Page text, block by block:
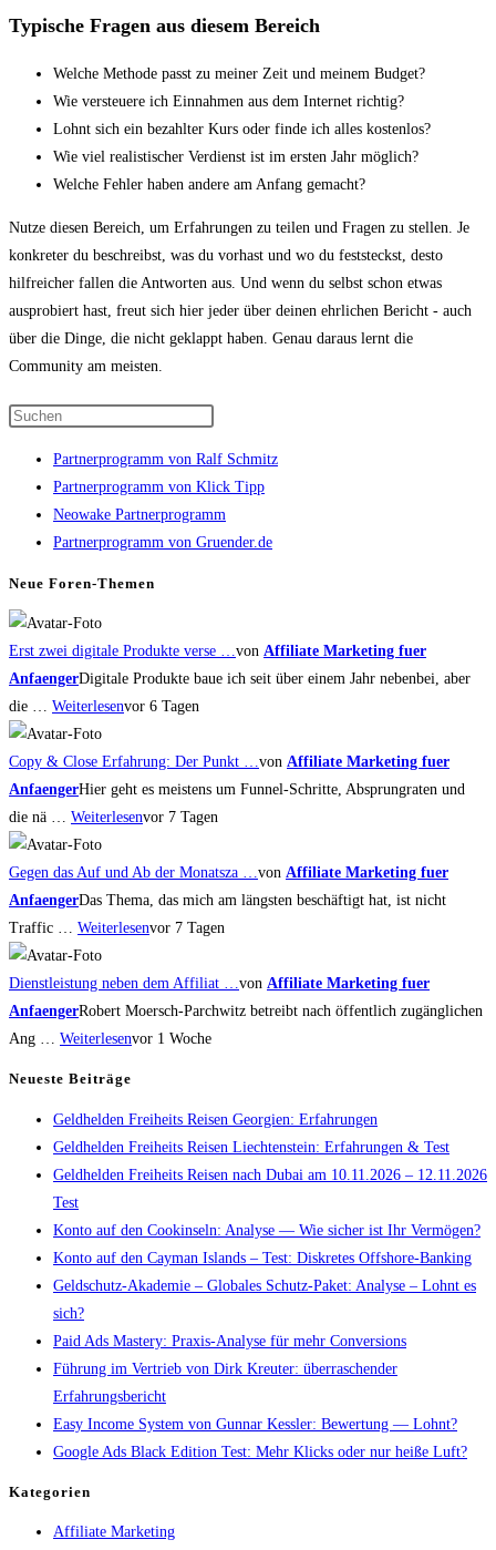
Typische Fragen aus diesem Bereich
Welche Methode passt zu meiner Zeit und meinem Budget?
Wie versteuere ich Einnahmen aus dem Internet richtig?
Lohnt sich ein bezahlter Kurs oder finde ich alles kostenlos?
Wie viel realistischer Verdienst ist im ersten Jahr möglich?
Welche Fehler haben andere am Anfang gemacht?
Nutze diesen Bereich, um Erfahrungen zu teilen und Fragen zu stellen. Je
konkreter du beschreibst, was du vorhast und wo du feststeckst, desto
hilfreicher fallen die Antworten aus. Und wenn du selbst schon etwas
ausprobiert hast, freut sich hier jeder über deinen ehrlichen Bericht - auch
über die Dinge, die nicht geklappt haben. Genau daraus lernt die
Community am meisten.
to
close
the
search
Partnerprogramm von Ralf Schmitz
Partnerprogramm von Klick Tipp
Neowake Partnerprogramm
Partnerprogramm von Gruender.de
Neue Foren-Themen
Erst zwei digitale Produkte verse … von Affiliate Marketing fuer
AnfaengerDigitale Produkte baue ich seit über einem Jahr nebenbei, aber
die … Weiterlesenvor 6 Tagen
Copy & Close Erfahrung: Der Punkt … von Affiliate Marketing fuer
AnfaengerHier geht es meistens um Funnel-Schritte, Absprungraten und
die nä … Weiterlesenvor 7 Tagen
Gegen das Auf und Ab der Monatsza … von Affiliate Marketing fuer
AnfaengerDas Thema, das mich am längsten beschäftigt hat, ist nicht
Traffic … Weiterlesenvor 7 Tagen
Dienstleistung neben dem Affiliat … von Affiliate Marketing fuer
AnfaengerRobert Moersch-Parchwitz betreibt nach öffentlich zugänglichen
Ang … Weiterlesenvor 1 Woche
Neueste Beiträge
Geldhelden Freiheits Reisen Georgien: Erfahrungen
Geldhelden Freiheits Reisen Liechtenstein: Erfahrungen & Test
Geldhelden Freiheits Reisen nach Dubai am 10.11.2026 – 12.11.2026
Test
Konto auf den Cookinseln: Analyse — Wie sicher ist Ihr Vermögen?
Konto auf den Cayman Islands – Test: Diskretes Offshore-Banking
Geldschutz-Akademie – Globales Schutz-Paket: Analyse – Lohnt es
sich?
Paid Ads Mastery: Praxis-Analyse für mehr Conversions
Führung im Vertrieb von Dirk Kreuter: überraschender
Erfahrungsbericht
Easy Income System von Gunnar Kessler: Bewertung — Lohnt?
Google Ads Black Edition Test: Mehr Klicks oder nur heiße Luft?
Kategorien
Affiliate Marketing